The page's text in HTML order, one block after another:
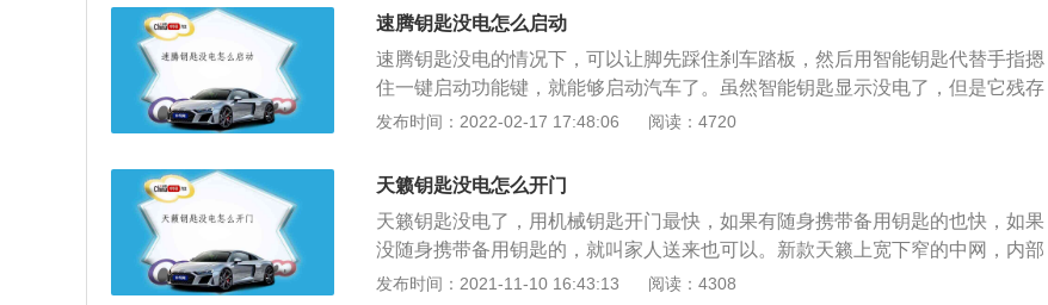
开门的机械钥匙，找到钥匙孔和钥匙，一开即可。遥控钥匙是利用中控锁的无线
遥控功能，不用把钥匙键插入锁孔中就可以远距离开门和锁门的钥匙。
速腾钥匙没电怎么启动
速腾钥匙没电的情况下，可以让脚先踩住刹车踏板，然后用智能钥匙代替手指摁
住一键启动功能键，就能够启动汽车了。虽然智能钥匙显示没电了，但是它残存
的电量在靠近一键启动功能键的时候，是能够被汽车感应到了，这个时候就能启
下，就要及时的更换电池。速腾钥匙是使用纽扣电池供电的，只要用机械钥匙撬
开钥匙外壳以后，就能够看到钥匙的电池，这个时候按照原来的型号以及正确的
正负极方向安装回去即可。
发布时间：2022-02-17 17:48:06 阅读：4720
天籁钥匙没电怎么开门
天籁钥匙没电了，用机械钥匙开门最快，如果有随身携带备用钥匙的也快，如果
没随身携带备用钥匙的，就叫家人送来也可以。新款天籁上宽下窄的中网，内部
采用了纯黑色的横向分段式镀铬造型，视觉上显得比较的运动。中网外围还有一
发布时间：2021-11-10 16:43:13 阅读：4308